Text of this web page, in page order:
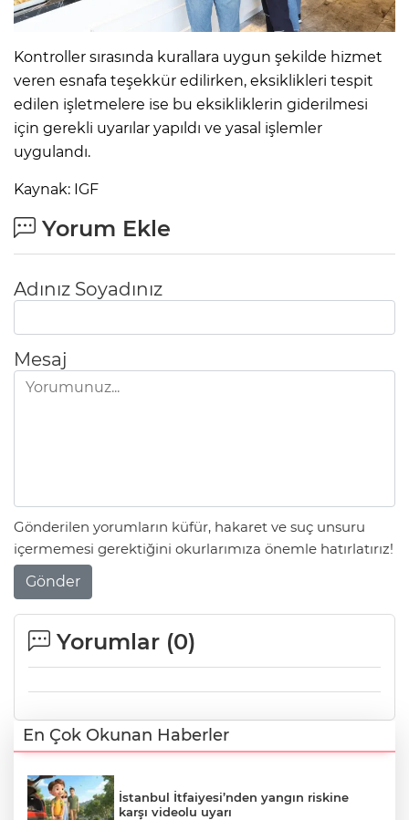
Kontroller sırasında kurallara uygun şekilde hizmet
veren esnafa teşekkür edilirken, eksiklikleri tespit
edilen işletmelere ise bu eksikliklerin giderilmesi
için gerekli uyarılar yapıldı ve yasal işlemler
uygulandı.
Kaynak: IGF
Yorum Ekle
Adınız Soyadınız
Mesaj
Gönderilen yorumların küfür, hakaret ve suç unsuru
içermemesi gerektiğini okurlarımıza önemle hatırlatırız!
Gönder
Yorumlar (0)
En Çok Okunan Haberler
İstanbul İtfaiyesi’nden yangın riskine
karşı videolu uyarı